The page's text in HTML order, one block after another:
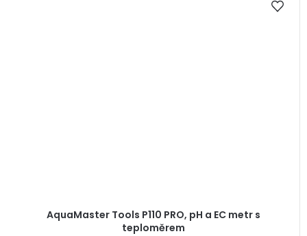
AquaMaster Tools P110 PRO, pH a EC metr s
teploměrem